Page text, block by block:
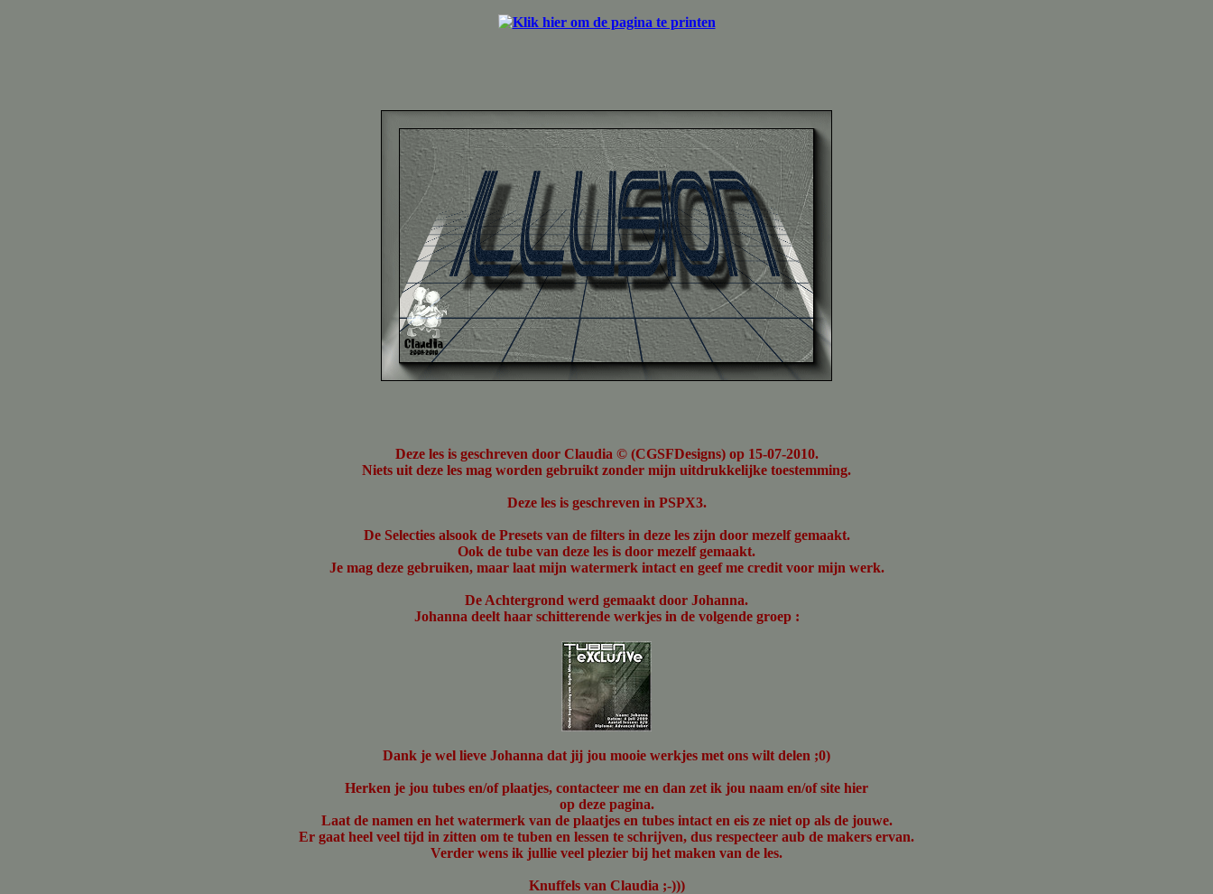
Deze les is geschreven door Claudia © (CGSFDesigns) op 15-07-2010.
Niets uit deze les mag worden gebruikt zonder mijn uitdrukkelijke toestemming.
Deze les is geschreven in PSPX3.
De Selecties alsook de Presets van de filters in deze les zijn door mezelf gemaakt.
Ook de tube van deze les is door mezelf gemaakt.
Je mag deze gebruiken, maar laat mijn watermerk intact en geef me credit voor mijn werk.
De Achtergrond werd gemaakt door Johanna.
Johanna deelt haar schitterende werkjes in de volgende groep :
Dank je wel lieve Johanna dat jij jou mooie werkjes met ons wilt delen ;0)
Herken je jou tubes en/of plaatjes, contacteer me en dan zet ik jou naam en/of site hier
op deze pagina.
Laat de namen en het watermerk van de plaatjes en tubes intact en eis ze niet op als de jouwe.
Er gaat heel veel tijd in zitten om te tuben en lessen te schrijven, dus respecteer aub de makers ervan.
Verder wens ik jullie veel plezier bij het maken van de les.
Knuffels van Claudia ;-)))